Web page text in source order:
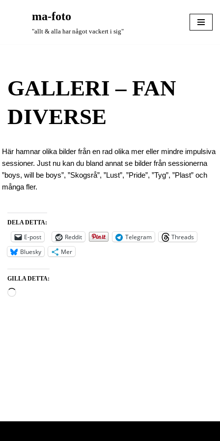
ma-foto
"allt & alla har något vackert i sig"
GALLERI – FAN
DIVERSE
Här hamnar olika bilder från en rad olika mer eller mindre impulsiva
sessioner. Just nu kan du bland annat se bilder från sessionerna
”boys, will be boys”, ”Skogsrå”, ”Lust”, ”Pride”, ”Tyg”, ”Plast” och
många fler.
DELA DETTA:
E-post Reddit Telegram
Threads
Bluesky
Mer
GILLA DETTA: